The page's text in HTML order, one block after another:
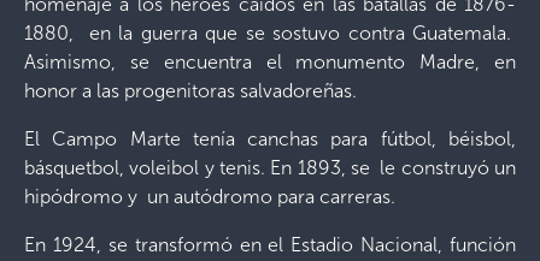
1880, en la guerra que se sostuvo contra Guatemala.
Asimismo, se encuentra el monumento Madre, en
honor a las progenitoras salvadoreñas.
El Campo Marte tenía canchas para fútbol, béisbol,
básquetbol, voleibol y tenis. En 1893, se le construyó un
hipódromo y un autódromo para carreras.
En 1924, se transformó en el Estadio Nacional, función